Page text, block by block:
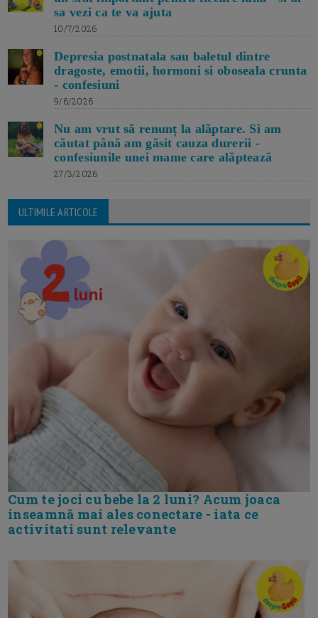
sa vezi ca te va ajuta
10/7/2026
Depresia postnatala sau baletul dintre
dragoste, emotii, hormoni si oboseala crunta
- confesiuni
9/6/2026
Nu am vrut să renunț la alăptare. Si am
căutat până am găsit cauza durerii -
confesiunile unei mame care alăptează
27/3/2026
ULTIMILE ARTICOLE
Cum te joci cu bebe la 2 luni? Acum joaca
inseamnă mai ales conectare - iata ce
activitati sunt relevante